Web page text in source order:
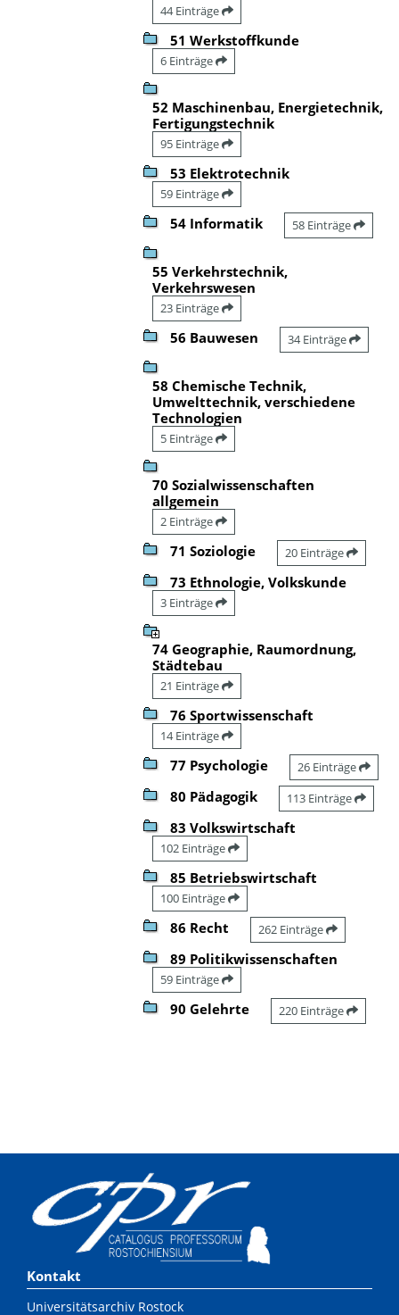
44 Einträge
51 Werkstoffkunde
6 Einträge
52 Maschinenbau, Energietechnik,
Fertigungstechnik
95 Einträge
53 Elektrotechnik
59 Einträge
54 Informatik 58 Einträge
55 Verkehrstechnik,
Verkehrswesen
23 Einträge
56 Bauwesen 34 Einträge
58 Chemische Technik,
Umwelttechnik, verschiedene
Technologien
5 Einträge
70 Sozialwissenschaften
allgemein
2 Einträge
71 Soziologie 20 Einträge
73 Ethnologie, Volkskunde
3 Einträge
74 Geographie, Raumordnung,
Städtebau
21 Einträge
76 Sportwissenschaft
14 Einträge
77 Psychologie 26 Einträge
80 Pädagogik 113 Einträge
83 Volkswirtschaft
102 Einträge
85 Betriebswirtschaft
100 Einträge
86 Recht 262 Einträge
89 Politikwissenschaften
59 Einträge
90 Gelehrte 220 Einträge
Kontakt
Universitätsarchiv Rostock